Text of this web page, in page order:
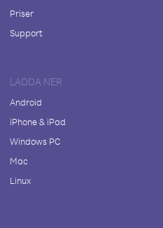
Priser
Support
LADDA NER
Android
iPhone & iPad
Windows PC
Mac
Linux